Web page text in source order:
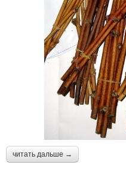
читать дальше →